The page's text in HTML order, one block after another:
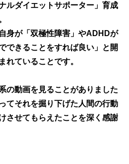
ルダイエットサポーター」育成
身が「双極性障害」やADHDが
できることをすれば良い」と開
れていることです。
の動画を見ることがありました
てそれを掘り下げた人間の行動
させてもらえたことを深く感謝